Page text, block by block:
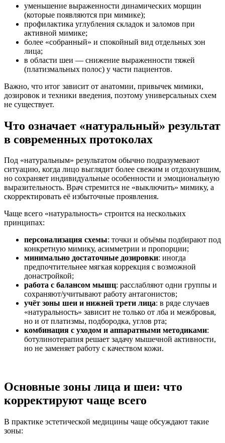
уменьшение выраженности динамических морщин
(которые появляются при мимике);
профилактика углубления складок и заломов при
активной мимике;
более «собранный» и спокойный вид отдельных зон
лица;
в области шеи — снижение выраженности тяжей
(платизмальных полос) у части пациентов.
Важно, что итог зависит от анатомии, привычек мимики,
дозировок и техники введения, поэтому универсальных схем
не существует.
Что означает «натуральный» результат
в современных протоколах
Под «натуральным» результатом обычно подразумевают
ситуацию, когда лицо выглядит более свежим и отдохнувшим,
но сохраняет индивидуальные особенности и эмоциональную
выразительность. Врач стремится не «выключить» мимику, а
скорректировать её избыточные проявления.
Чаще всего «натуральность» строится на нескольких
принципах:
персонализация схемы: точки и объёмы подбирают под
конкретную мимику, асимметрии и пропорции;
минимально достаточные дозировки: иногда
предпочтительнее мягкая коррекция с возможной
донастройкой;
работа с балансом мышц: расслабляют одни группы и
сохраняют/учитывают работу антагонистов;
учёт зоны шеи и нижней трети лица: в ряде случаев
«натуральность» зависит не только от лба и межбровья,
но и от платизмы, подбородка, углов рта;
комбинация с уходом и аппаратными методиками:
ботулинотерапия решает задачу мышечной активности,
но не заменяет работу с качеством кожи.
Основные зоны лица и шеи: что
корректируют чаще всего
В практике эстетической медицины чаще обсуждают такие
зоны: